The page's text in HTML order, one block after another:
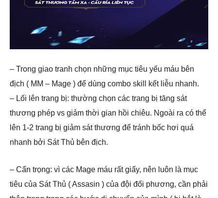
– Trong giao tranh chọn những mục tiêu yếu máu bên
địch ( MM – Mage ) để dùng combo skill kết liễu nhanh.
– Lối lên trang bị: thường chọn các trang bị tăng sát
thương phép vs giảm thời gian hồi chiêu. Ngoài ra có thể
lên 1-2 trang bị giảm sát thương để tránh bốc hơi quá
nhanh bởi Sát Thủ bên địch.
– Cẩn trọng: vì các Mage máu rất giấy, nên luôn là mục
tiêu của Sát Thủ ( Assasin ) của đội đối phương, cần phải